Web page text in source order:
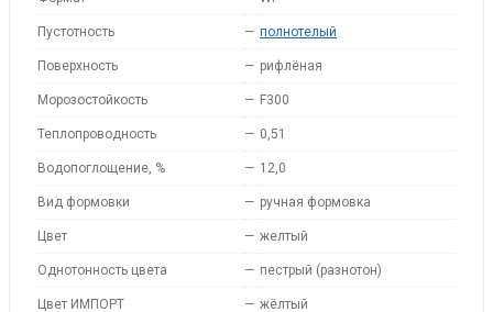
Пустотность — полнотелый
Поверхность — рифлёная
Морозостойкость — F300
Теплопроводность — 0,51
Водопоглощение, % — 12,0
Вид формовки — ручная формовка
Цвет — желтый
Однотонность цвета — пестрый (разнотон)
Цвет ИМПОРТ — жёлтый